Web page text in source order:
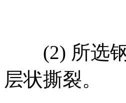
(2) 所选钢
层状撕裂。